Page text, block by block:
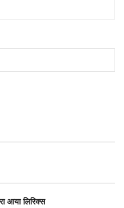
आया लिरिक्स